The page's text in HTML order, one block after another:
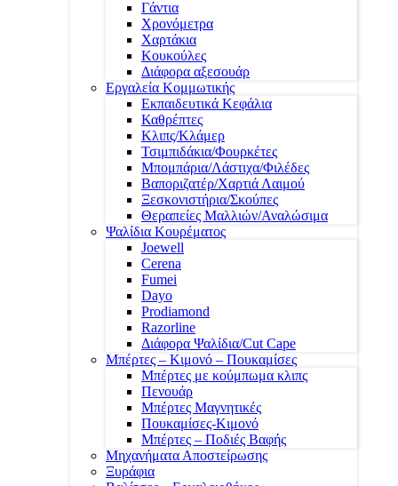
Γάντια
Χρονόμετρα
Χαρτάκια
Κουκούλες
Διάφορα αξεσουάρ
Εργαλεία Κομμωτικής
Εκπαιδευτικά Κεφάλια
Καθρέπτες
Κλιπς/Κλάμερ
Τσιμπιδάκια/Φουρκέτες
Μπομπάρια/Λάστιχα/Φιλέδες
Βαποριζατέρ/Χαρτιά Λαιμού
Ξεσκονιστήρια/Σκούπες
Θεραπείες Μαλλιών/Αναλώσιμα
Ψαλίδια Κουρέματος
Joewell
Cerena
Fumei
Dayo
Prodiamond
Razorline
Διάφορα Ψαλίδια/Cut Cape
Μπέρτες – Κιμονό – Πουκαμίσες
Μπέρτες με κούμπωμα κλιπς
Πενουάρ
Μπέρτες Μαγνητικές
Πουκαμίσες-Κιμονό
Μπέρτες – Ποδιές Βαφής
Μηχανήματα Αποστείρωσης
Ξυράφια